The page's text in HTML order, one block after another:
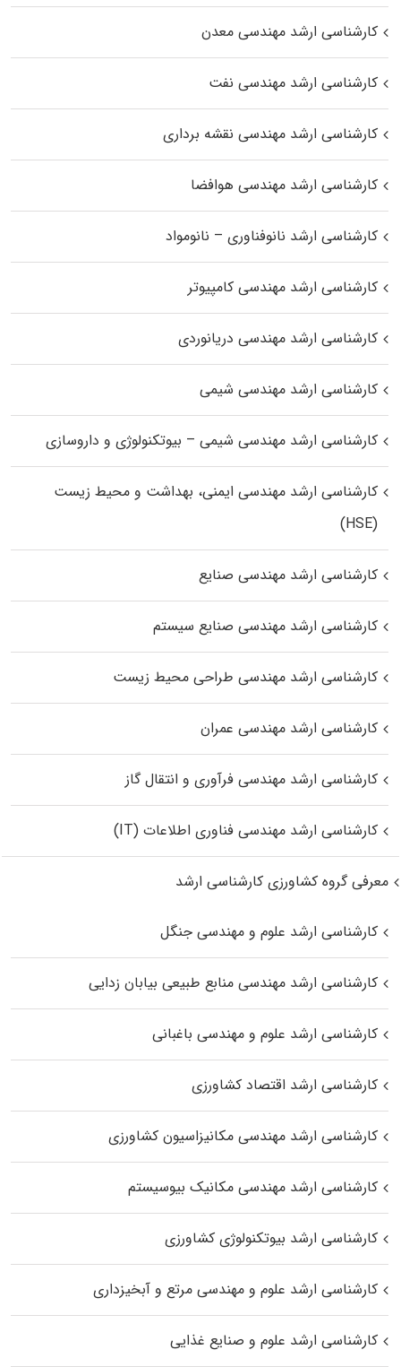
کارشناسی ارشد مهندسی معدن
کارشناسی ارشد مهندسی نفت
کارشناسی ارشد مهندسی نقشه برداری
کارشناسی ارشد مهندسی هوافضا
کارشناسی ارشد نانوفناوری – نانومواد
کارشناسی ارشد مهندسی کامپیوتر
کارشناسی ارشد مهندسی دریانوردی
کارشناسی ارشد مهندسی شیمی
کارشناسی ارشد مهندسی شیمی – بیوتکنولوژی و داروسازی
کارشناسی ارشد مهندسی ایمنی، بهداشت و محیط زیست
(HSE)
کارشناسی ارشد مهندسی صنایع
کارشناسی ارشد مهندسی صنایع سیستم
کارشناسی ارشد مهندسی طراحی محیط زیست
کارشناسی ارشد مهندسی عمران
کارشناسی ارشد مهندسی فرآوری و انتقال گاز
کارشناسی ارشد مهندسی فناوری اطلاعات (IT)
معرفی گروه کشاورزی کارشناسی ارشد
کارشناسی ارشد علوم و مهندسی جنگل
کارشناسی ارشد مهندسی منابع طبیعی بیابان زدایی
کارشناسی ارشد علوم و مهندسی باغبانی
کارشناسی ارشد اقتصاد کشاورزی
کارشناسی ارشد مهندسی مکانیزاسیون کشاورزی
کارشناسی ارشد مهندسی مکانیک بیوسیستم
کارشناسی ارشد بیوتکنولوژی کشاورزی
کارشناسی ارشد علوم و مهندسی مرتع و آبخیزداری
کارشناسی ارشد علوم و صنایع غذایی